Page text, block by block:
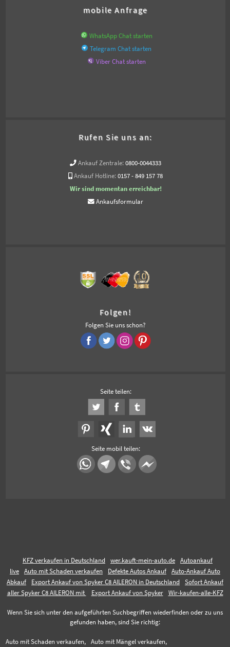
mobile Anfrage
WhatsApp Chat starten
Telegram Chat starten
Viber Chat starten
Rufen Sie uns an:
Ankauf Zentrale: 0800-0044333
Ankauf Hotline: 0157 - 849 157 78
Wir sind momentan erreichbar!
Ankaufsformular
Folgen!
Folgen Sie uns schon?
Seite teilen:
Seite mobil teilen:
KFZ verkaufen in Deutschland wer.kauft-mein-auto.de
Autoankauf
live
Auto mit Schaden verkaufen Defekte Autos Ankauf
Auto-Ankauf Auto
Abkauf
Export Ankauf von Spyker C8 AILERON in Deutschland
Sofort Ankauf
aller Spyker C8 AILERON mit
Export Ankauf von Spyker Wir-kaufen-alle-KFZ
Wenn Sie sich unter den aufgeführten Suchbegriffen wiederfinden oder zu uns
gefunden haben, sind Sie richtig:
Auto mit Schaden verkaufen, Auto mit Mängel verkaufen,